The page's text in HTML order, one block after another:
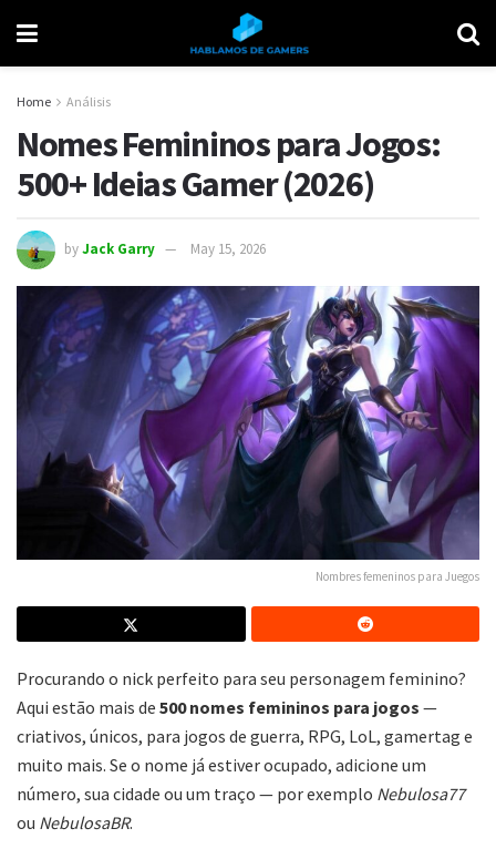
Home Análisis
Nomes Femininos para Jogos:
500+ Ideias Gamer (2026)
byJack Garry May 15, 2026
Nombres femeninos para Juegos
Procurando o nick perfeito para seu personagem feminino?
Aqui estão mais de 500 nomes femininos para jogos —
criativos, únicos, para jogos de guerra, RPG, LoL, gamertag e
muito mais. Se o nome já estiver ocupado, adicione um
número, sua cidade ou um traço — por exemplo Nebulosa77
ou NebulosaBR.